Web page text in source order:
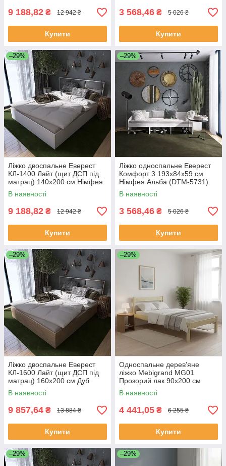
9 188,82 ₴ 12 942 ₴
Купити
3 568,46 ₴ 5 026 ₴
Купити
–29%
Ліжко двоспальне Еверест
КЛ-1400 Лайт (щит ДСП під
матрац) 140х200 см Німфея
Альба (DTM-4656)
В наявності
9 188,82 ₴ 12 942 ₴
Купити
–29%
Ліжко односпальне Еверест
Комфорт 3 193х84х59 см
Німфея Альба (DTM-5731)
В наявності
3 568,46 ₴ 5 026 ₴
Купити
–29%
Ліжко двоспальне Еверест
КЛ-1600 Лайт (щит ДСП під
матрац) 160х200 см Дуб
сонома (DTM-4657)
В наявності
9 857,64 ₴ 13 884 ₴
Купити
–29%
Односпальне дерев'яне
ліжко Mebigrand MG01
Прозорий лак 90х200 см
(MBG-21878)
В наявності
4 441,05 ₴ 6 255 ₴
Купити
–29% –29%